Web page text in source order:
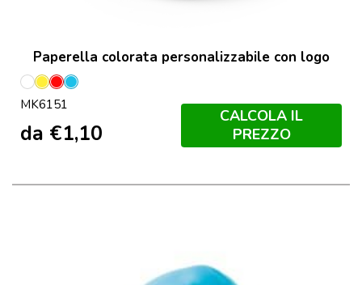
Paperella colorata personalizzabile con logo
Bianco
Giallo
RossoAzzurro
MK6151
da €1,10
CALCOLA IL
PREZZO